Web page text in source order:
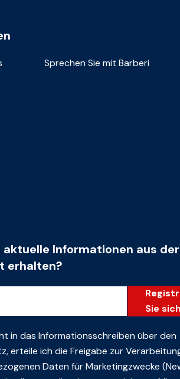
Sprechen Sie mit Barberi
aktuelle Informationen aus der
erhalten?
Sie sich
in das Informationsschreiben über den
, erteile ich die Freigabe zur
Daten für Marketingzwecke